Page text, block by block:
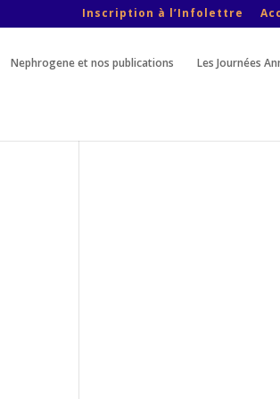
Inscription à l’Infolettre
Nephrogene et nos publications Les Journées